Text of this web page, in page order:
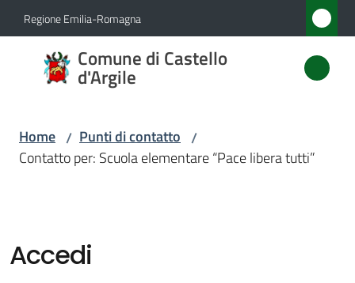
Vai al contenuto
Vai alla navigazione
Vai al footer
Regione Emilia-Romagna
Comune di Castello
d'Argile
Comune
di
Novità
Home / Punti di contatto /
Contatto per: Scuola elementare “Pace libera tutti”
Accedi